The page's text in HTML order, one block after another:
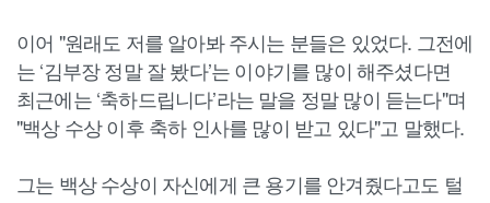
이어 "원래도 저를 알아봐 주시는 분들은 있었다. 그전에
는 ‘김부장 정말 잘 봤다’는 이야기를 많이 해주셨다면
최근에는 ‘축하드립니다’라는 말을 정말 많이 듣는다"며
"백상 수상 이후 축하 인사를 많이 받고 있다"고 말했다.
그는 백상 수상이 자신에게 큰 용기를 안겨줬다고도 털